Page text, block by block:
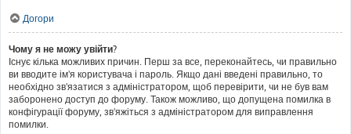
Догори
Чому я не можу увійти?
Існує кілька можливих причин. Перш за все, переконайтесь, чи правильно
ви вводите ім'я користувача і пароль. Якщо дані введені правильно, то
необхідно зв'язатися з адміністратором, щоб перевірити, чи не був вам
заборонено доступ до форуму. Також можливо, що допущена помилка в
конфігурації форуму, зв'яжіться з адміністратором для виправлення
помилки.